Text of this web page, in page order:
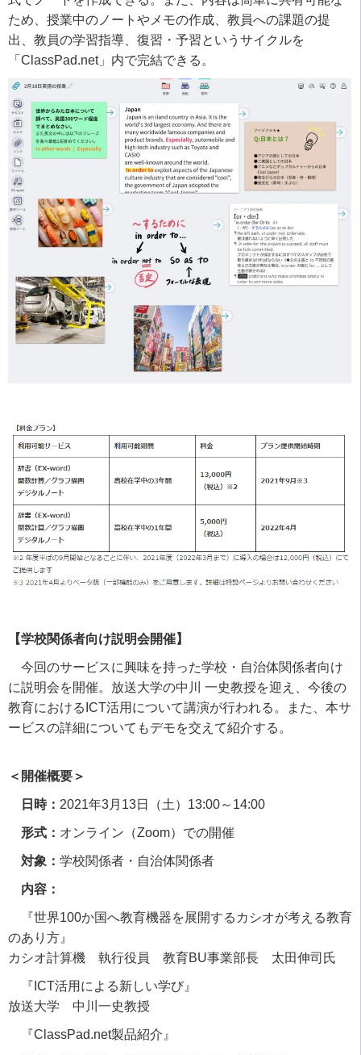
ため、授業中のノートやメモの作成、教員への課題の提
出、教員の学習指導、復習・予習というサイクルを
「 ClassPad.net」内で完結できる。
【学校関係者向け説明会開催】
今回のサービスに興味を持った学校・自治体関係者向け
に説明会を開催。放送大学の中川 一史教授を迎え、今後の
教育における ICT活用について講演が行われる。また、本サ
ービスの詳細についてもデモを交えて紹介する。
＜開催概要＞
日時： 2021年3月 13日（土） 13:00～ 14:00
形式： オンライン（Zoom）での開催
対象： 学校関係者・自治体関係者
内容：
『世界100か国へ教育機器を展開するカシオが考える教育
のあり方』
カシオ計算機 執行役員 教育BU事業部長 太田伸司氏
『ICT活用による新しい学び』
放送大学 中川一史教授
『ClassPad.net製品紹介』